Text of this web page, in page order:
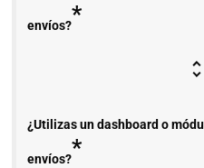
envíos?*
¿Utilizas un dashboard o
envíos?*